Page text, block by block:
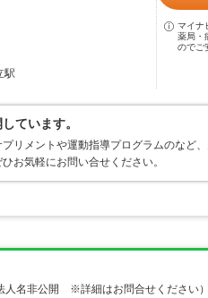
駅
マイナ
薬局・
のでご
ています。
リメントや運動指導プログラムのなど
お気軽にお問い合せください。
人名非公開 ※詳細はお問合せください）